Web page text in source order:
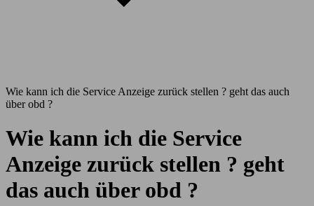
Wie kann ich die Service Anzeige zurück stellen ? geht das auch
über obd ?
Wie kann ich die Service
Anzeige zurück stellen ? geht
das auch über obd ?